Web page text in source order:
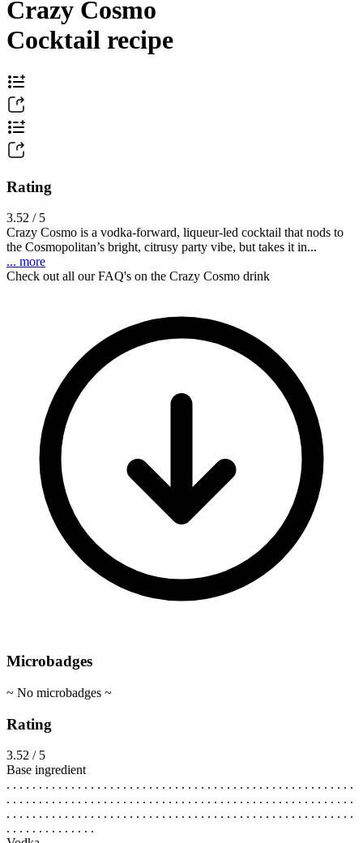
Crazy Cosmo
Cocktail recipe
Rating
3.52 / 5
Crazy Cosmo is a vodka-forward, liqueur-led cocktail that nods to
the Cosmopolitan’s bright, citrusy party vibe, but takes it in...
... more
Check out all our FAQ's on the Crazy Cosmo drink
Microbadges
~ No microbadges ~
Rating
3.52 / 5
Base ingredient
. . . . . . . . . . . . . . . . . . . . . . . . . . . . . . . . . . . . . . . . . . . . . . . . . . . . . .
. . . . . . . . . . . . . . . . . . . . . . . . . . . . . . . . . . . . . . . . . . . . . . . . . . . . . .
. . . . . . . . . . . . . . . . . . . . . . . . . . . . . . . . . . . . . . . . . . . . . . . . . . . . . .
. . . . . . . . . . . . . .